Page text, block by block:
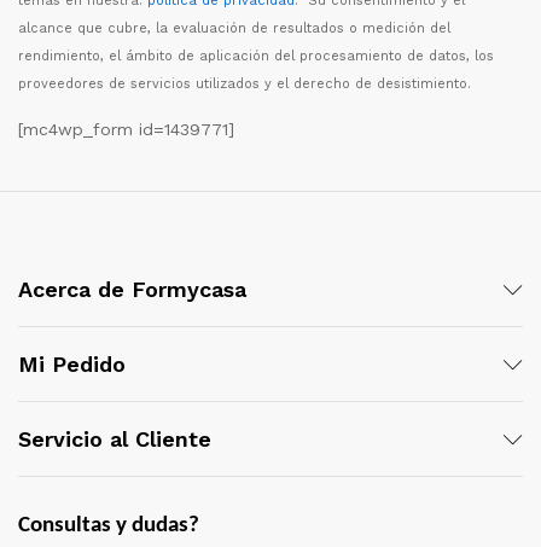
alcance que cubre, la evaluación de resultados o medición del
rendimiento, el ámbito de aplicación del procesamiento de datos, los
proveedores de servicios utilizados y el derecho de desistimiento.
[mc4wp_form id=1439771]
Acerca de Formycasa
Mi Pedido
Servicio al Cliente
Consultas y dudas?